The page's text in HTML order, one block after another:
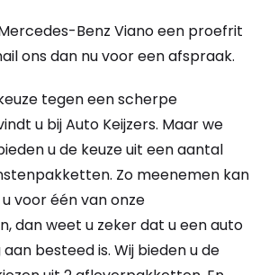
Benz Viano een proefrit
ons dan nu voor een afspraak.
tegen een scherpe
u bij Auto Keijzers. Maar we
u de keuze uit een aantal
Zo meenemen kan
voor één van onze
dan weet u zeker dat u een auto
besteed is. Wij bieden u de